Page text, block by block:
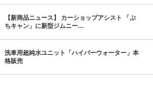
【新商品ニュース】 カーショップアシスト 「ぷ
ちキャン」に新型ジムニー…
洗車用超純水ユニット「ハイパーウォーター」本
格販売